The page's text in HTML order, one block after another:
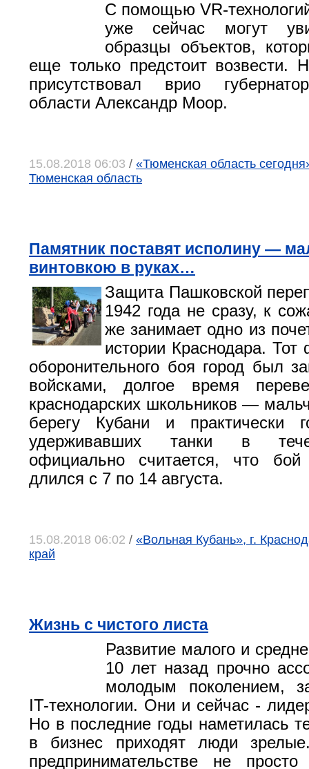
С помощью VR-
уже сейчас могут
образцы объектов,
еще только предстоит возвести.
присутствовал врио
области Александр Моор.
15.08.2018 06:03 / «Тюменская область
Тюменская область
Памятник поставят исполину —
винтовкою в руках…
Защита Пашковской
1942 года не сразу, к
же занимает одно из
истории Краснодара. Тот
оборонительного боя город был
войсками, долгое время
краснодарских школьников —
берегу Кубани и практически
удерживавших танки в
официально считается, что
длился с 7 по 14 августа.
15.08.2018 06:02 / «Вольная Кубань», г.
край
Жизнь с чистого листа
Развитие малого и
10 лет назад прочно
молодым поколением,
IT-технологии. Они и сейчас -
Но в последние годы наметилась
в бизнес приходят люди
предпринимательстве не